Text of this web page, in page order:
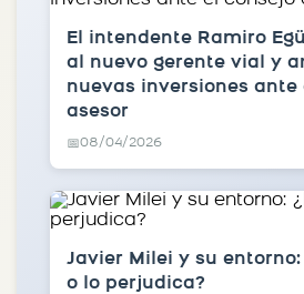
El intendente Ramiro
al nuevo gerente vial y
nuevas inversiones ante
asesor
📅08/04/2026
Javier Milei y su
o lo perjudica?